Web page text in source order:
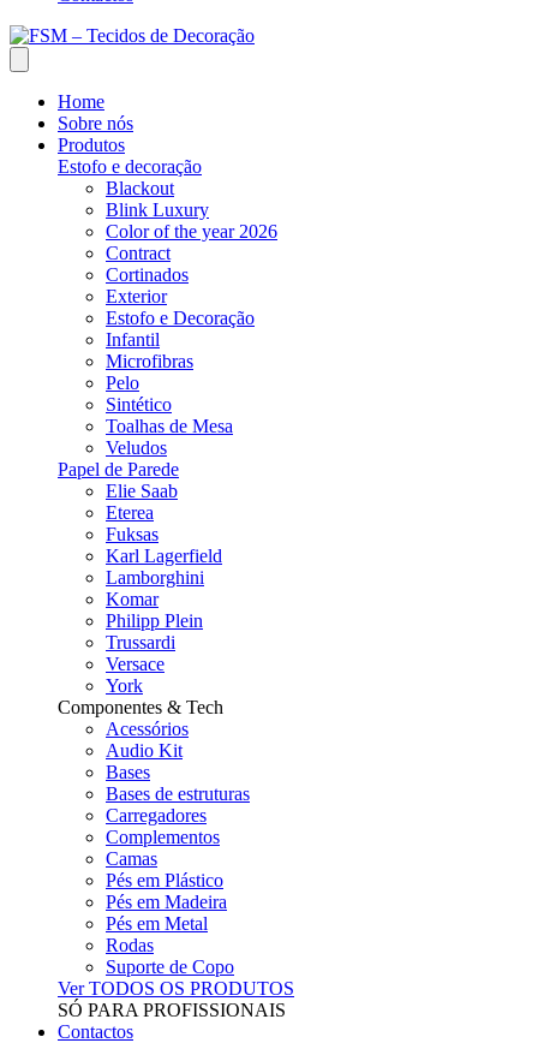
Home
Sobre nós
Produtos
Estofo e decoração
Blackout
Blink Luxury
Color of the year 2026
Contract
Cortinados
Exterior
Estofo e Decoração
Infantil
Microfibras
Pelo
Sintético
Toalhas de Mesa
Veludos
Papel de Parede
Elie Saab
Eterea
Fuksas
Karl Lagerfield
Lamborghini
Komar
Philipp Plein
Trussardi
Versace
York
Componentes & Tech
Acessórios
Audio Kit
Bases
Bases de estruturas
Carregadores
Complementos
Camas
Pés em Plástico
Pés em Madeira
Pés em Metal
Rodas
Suporte de Copo
Ver TODOS OS PRODUTOS
SÓ PARA PROFISSIONAIS
Contactos